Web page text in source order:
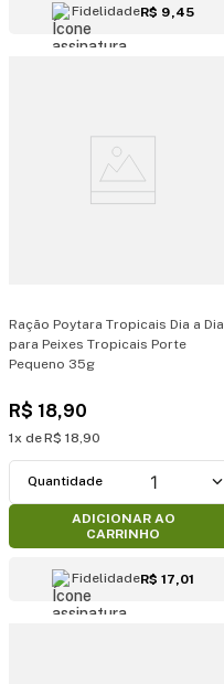
FidelidadeR$ 9,45
Ração Poytara Tropicais Dia a Dia
para Peixes Tropicais Porte
Pequeno 35g
R$ 18,90
1 R$ 18,90
1
ADICIONAR AO
CARRINHO
FidelidadeR$ 17,01